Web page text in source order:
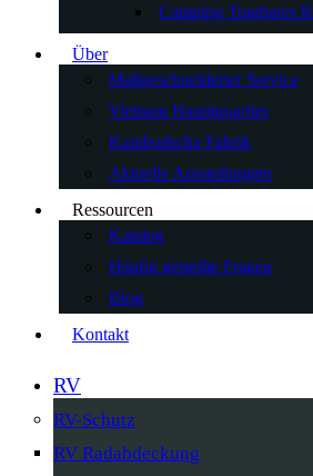
Camping Tragbares
Über
Maßgeschneiderter Service
Vietnam Hauptquartier
Kambodscha Fabrik
Aktuelle Ausstellungen
Ressourcen
Katalog
Häufig gestellte Fragen
Blog
Kontakt
RV
RV-Schutz
RV Radabdeckung